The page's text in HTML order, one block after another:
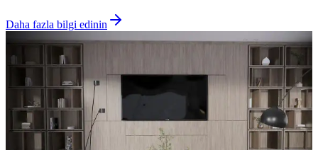
Daha fazla bilgi edinin